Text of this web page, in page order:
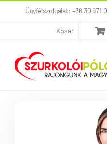
KihagyásÜgyfélszolgálat: +36 30
Kosár